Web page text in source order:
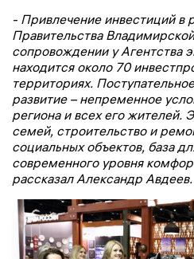
- Привлечение инвестиций в
Правительства
сопровождении у Агентства
находится около 70
территориях.
развитие – непременное
региона и всех его жителей.
семей, строительство и
социальных объектов, база
современного уровня
рассказал Александр Авдеев.